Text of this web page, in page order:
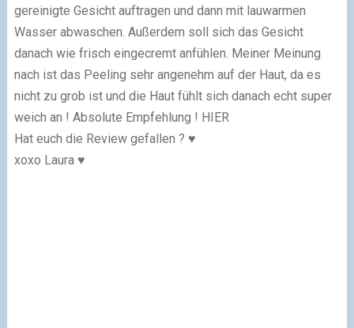
gereinigte Gesicht auftragen und dann mit lauwarmen
Wasser abwaschen. Außerdem soll sich das Gesicht
danach wie frisch eingecremt anfühlen. Meiner Meinung
nach ist das Peeling sehr angenehm auf der Haut, da es
nicht zu grob ist und die Haut fühlt sich danach echt super
weich an ! Absolute Empfehlung ! HIER
Hat euch die Review gefallen ? ♥
xoxo Laura ♥